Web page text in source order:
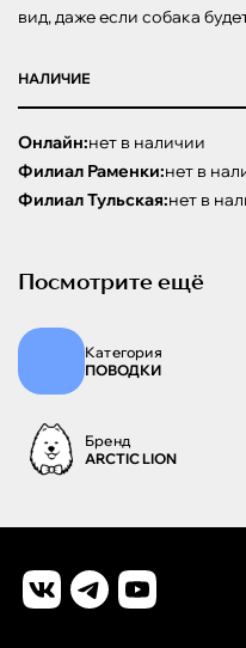
вид, даже если собака
НАЛИЧИЕ
Онлайн:нет в наличии
Филиал Раменки:нет в
Филиал Тульская:нет в
Посмотрите ещё
Категория
ПОВОДКИ
Бренд
ARCTIC LION